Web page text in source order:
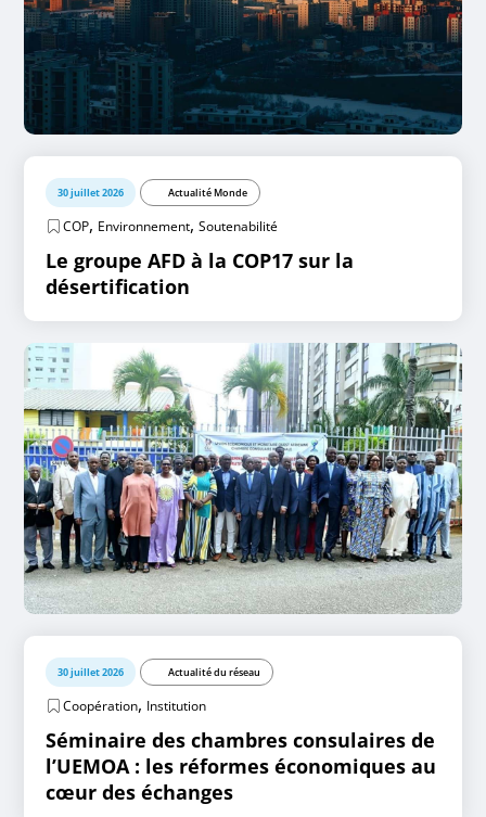
30 juillet 2026 Actualité Monde
COP, Environnement,Soutenabilité
Le groupe AFD à la COP17 sur la
désertification
30 juillet 2026 Actualité du réseau
Coopération, Institution
Séminaire des chambres consulaires de
l’UEMOA : les réformes économiques au
cœur des échanges